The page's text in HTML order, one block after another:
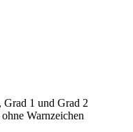
Grad 1 und Grad 2
Warnzeichen